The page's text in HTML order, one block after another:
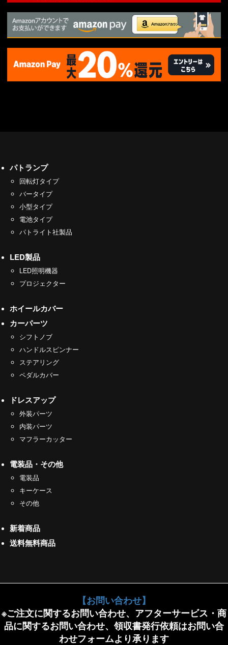
パトランプ
回転灯タイプ
バータイプ
小型タイプ
電池タイプ
パトライト社製品
LED製品
LED照明機器
プロジェクター
ホイールカバー
カーパーツ
シフトノブ
ハンドルスピンナー
ステアリング
ペダルカバー
ドレスアップ
外装パーツ
内装パーツ
マフラーカッター
電装品・その他
電装品
キーケース
その他
新着商品
送料無料商品
【お問い合わせ】
※ご注文に関するお問い合わせ、アフターサービス・商
品に関するお問い合わせ、領収書発行依頼はお問い合
わせフォームより承ります